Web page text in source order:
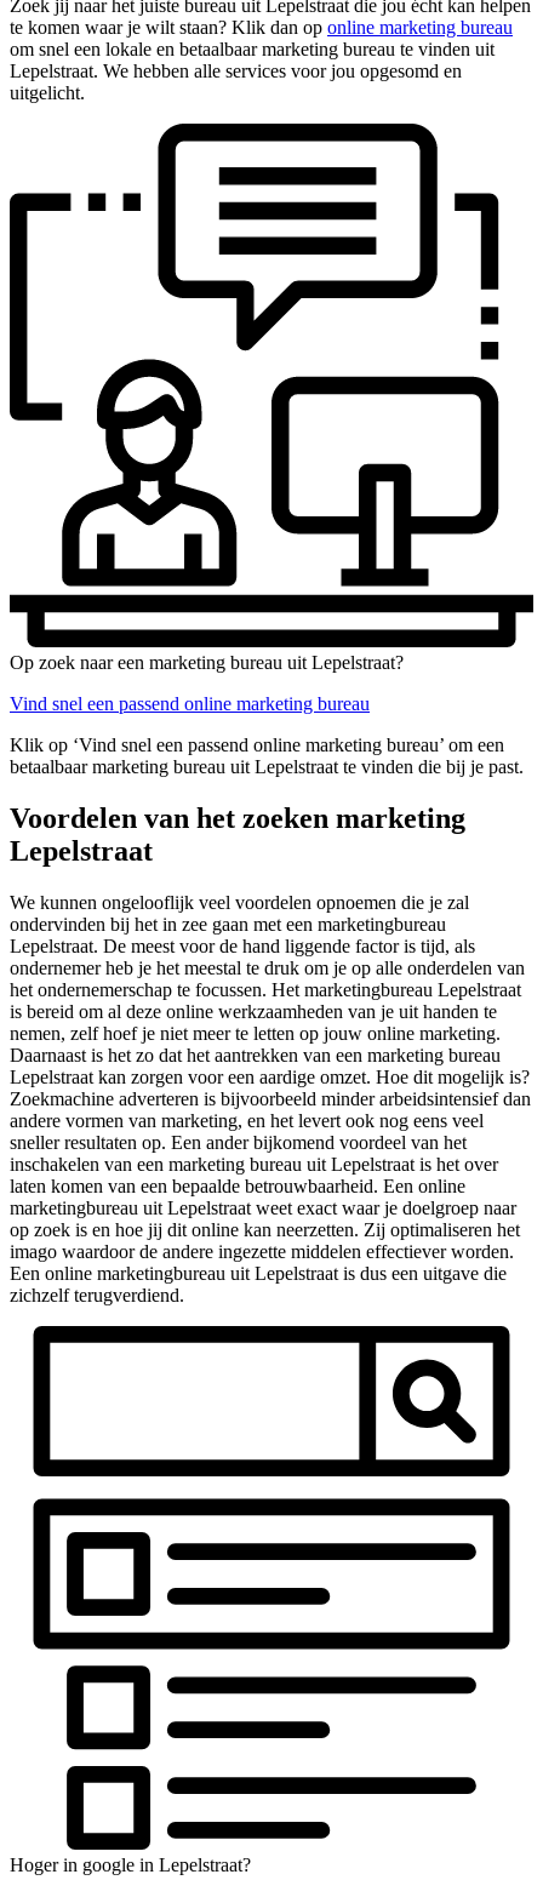
Zoek jij naar het juiste bureau uit Lepelstraat die jou écht kan helpen
te komen waar je wilt staan? Klik dan op online marketing bureau
om snel een lokale en betaalbaar marketing bureau te vinden uit
Lepelstraat. We hebben alle services voor jou opgesomd en
uitgelicht.
Op zoek naar een marketing bureau uit Lepelstraat?
Vind snel een passend online marketing bureau
Klik op ‘Vind snel een passend online marketing bureau’ om een
betaalbaar marketing bureau uit Lepelstraat te vinden die bij je past.
Voordelen van het zoeken marketing
Lepelstraat
We kunnen ongelooflijk veel voordelen opnoemen die je zal
ondervinden bij het in zee gaan met een marketingbureau
Lepelstraat. De meest voor de hand liggende factor is tijd, als
ondernemer heb je het meestal te druk om je op alle onderdelen van
het ondernemerschap te focussen. Het marketingbureau Lepelstraat
is bereid om al deze online werkzaamheden van je uit handen te
nemen, zelf hoef je niet meer te letten op jouw online marketing.
Daarnaast is het zo dat het aantrekken van een marketing bureau
Lepelstraat kan zorgen voor een aardige omzet. Hoe dit mogelijk is?
Zoekmachine adverteren is bijvoorbeeld minder arbeidsintensief dan
andere vormen van marketing, en het levert ook nog eens veel
sneller resultaten op. Een ander bijkomend voordeel van het
inschakelen van een marketing bureau uit Lepelstraat is het over
laten komen van een bepaalde betrouwbaarheid. Een online
marketingbureau uit Lepelstraat weet exact waar je doelgroep naar
op zoek is en hoe jij dit online kan neerzetten. Zij optimaliseren het
imago waardoor de andere ingezette middelen effectiever worden.
Een online marketingbureau uit Lepelstraat is dus een uitgave die
zichzelf terugverdiend.
Hoger in google in Lepelstraat?